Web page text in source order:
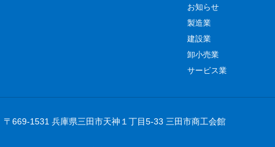
お知らせ
製造業
建設業
卸小売業
サービス業
〒669-1531 兵庫県三田市天神１丁目5-33 三田市商工会館